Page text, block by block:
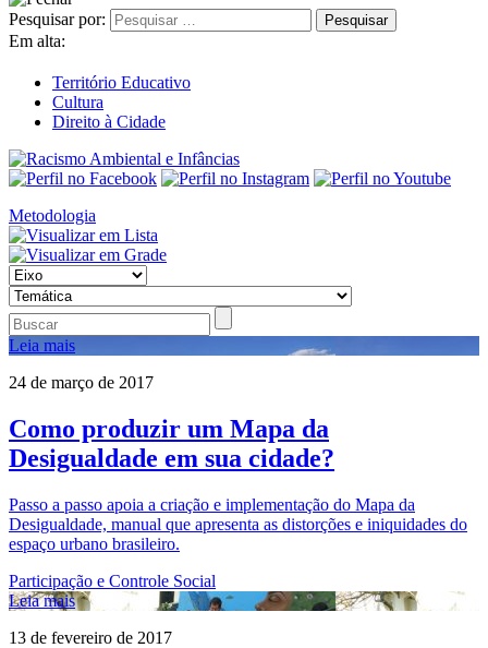
Pesquisar por:
Em alta:
Território Educativo
Cultura
Direito à Cidade
Metodologia
Leia mais
24 de março de 2017
Como produzir um Mapa da
Desigualdade em sua cidade?
Passo a passo apoia a criação e implementação do Mapa da
Desigualdade, manual que apresenta as distorções e iniquidades do
espaço urbano brasileiro.
Participação e Controle Social
Leia mais
13 de fevereiro de 2017